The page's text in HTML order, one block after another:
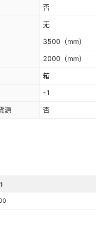
否
无
3500 （mm）
2000 （mm）
箱
-1
源 否